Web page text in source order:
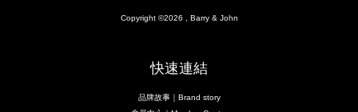
Copyright ©2026 , Barry & John
快速連結
品牌故事｜Brand story